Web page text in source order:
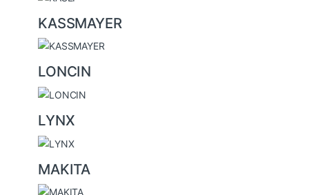
KASSMAYER
LONCIN
LYNX
MAKITA